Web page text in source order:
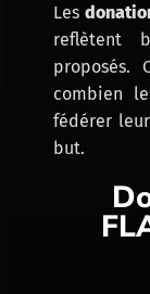
Les
reflètent
proposés.
combien
fédérer
but.